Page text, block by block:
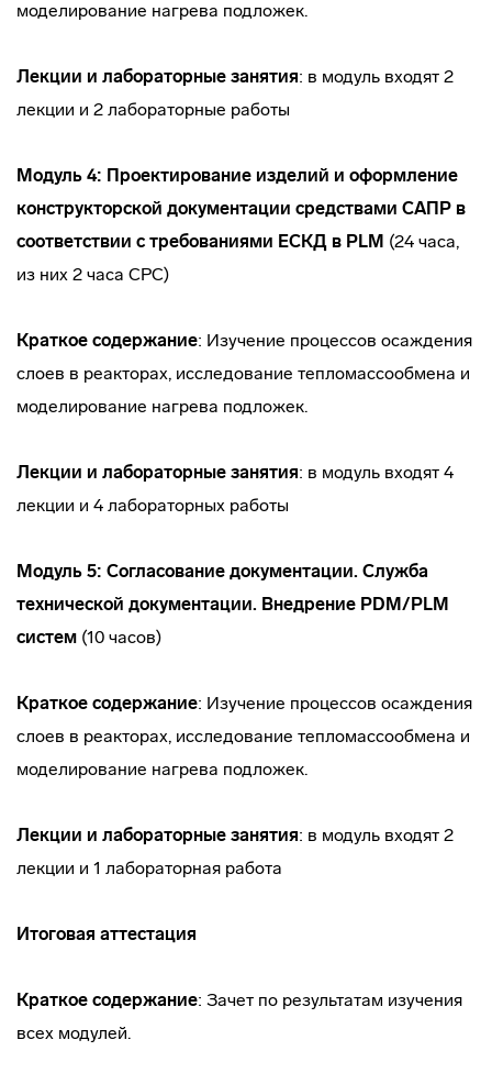
моделирование нагрева подложек.
Лекции и лабораторные занятия: в модуль входят 2
лекции и 2 лабораторные работы
Модуль 4: Проектирование изделий и оформление
конструкторской документации средствами САПР в
соответствии с требованиями ЕСКД в PLM (24 часа,
из них 2 часа СРС)
Краткое содержание: Изучение процессов осаждения
слоев в реакторах, исследование тепломассообмена и
моделирование нагрева подложек.
Лекции и лабораторные занятия: в модуль входят 4
лекции и 4 лабораторных работы
Модуль 5: Согласование документации. Служба
технической документации. Внедрение PDM/PLM
систем (10 часов)
Краткое содержание: Изучение процессов осаждения
слоев в реакторах, исследование тепломассообмена и
моделирование нагрева подложек.
Лекции и лабораторные занятия: в модуль входят 2
лекции и 1 лабораторная работа
Итоговая аттестация
Краткое содержание: Зачет по результатам изучения
всех модулей.